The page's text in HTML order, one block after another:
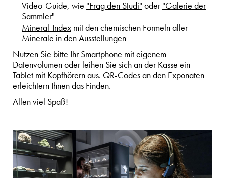
Video-Guide, wie "Frag den Studi" oder"Galerie der
Sammler"
Mineral-Index mit den chemischen Formeln aller
Minerale in den Ausstellungen
Nutzen Sie bitte Ihr Smartphone mit eigenem
Datenvolumen oder leihen Sie sich an der Kasse ein
Tablet mit Kopfhörern aus. QR-Codes an den Exponaten
erleichtern Ihnen das Finden.
Allen viel Spaß!